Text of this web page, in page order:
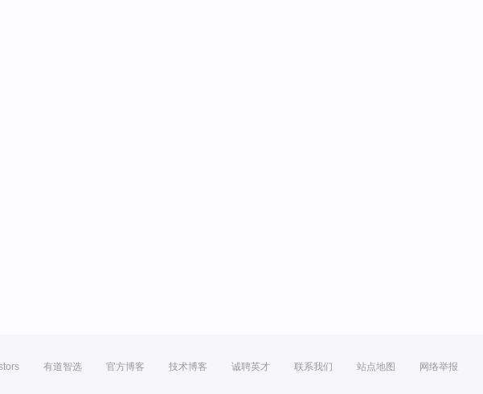
有道智选 官方博客 技术博客 诚聘英才 联系我们 站点地图 网络举报